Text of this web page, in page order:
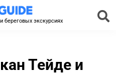
береговых экскурсиях
Тейде и